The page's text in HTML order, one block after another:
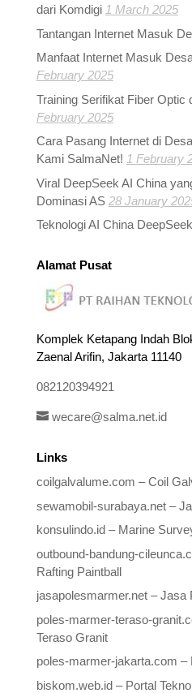
dari Komdigi 1 March 2025
Tantangan Internet Masuk
Manfaat Internet Masuk
February 2025
Training Serifikat Fiber Optic
February 2025
Cara Pasang Internet di
Kami SalmaNet! 1 February
Viral DeepSeek AI China
Dominasi AS 28 January
Teknologi AI China DeepSeek
Alamat Pusat
Komplek Ketapang Indah
Zaenal Arifin, Jakarta 11140
082120394921
wecare@salma.net.id
Links
coilgalvalume.com – Coil
sewamobil-surabaya.net –
konsulindo.id – Marine
outbound-bandung-
Rafting Paintball
jasapolesmarmer.net – Jasa
poles-marmer-teraso-
Teraso Granit
poles-marmer-jakarta.com
biskom.web.id – Portal